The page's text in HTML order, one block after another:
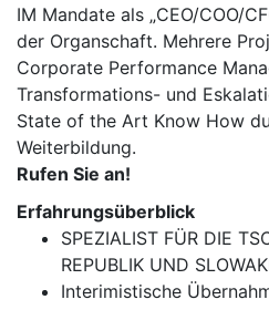
IM Mandate als „CEO/COO/
der Organschaft. Mehrere
Corporate Performance
Transformations- und
State of the Art Know How
Weiterbildung.
Rufen Sie an!
Erfahrungsüberblick
SPEZIALIST FÜR DIE
REPUBLIK UND
Interimistische